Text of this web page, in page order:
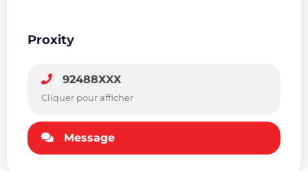
Proxity
92488XXX
Cliquer pour afficher
Message